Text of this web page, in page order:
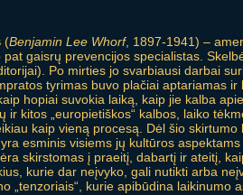
(Benjamin Lee Whorf, 1897-1941) –
gaisrų prevencijos specialistas.
Po mirties jo svarbiausi darbai
tyrimas buvo plačiai aptariamas
hopiai suvokia laiką, kaip jie kalba
ir kitos „europietiškos“ kalbos, laiko
kaip vieną procesą. Dėl šio
esminis visiems jų kultūros
skirstomas į praeitį, dabartį ir ateitį,
kurie dar neįvyko, gali nutikti arba
„tenzoriais“, kurie apibūdina